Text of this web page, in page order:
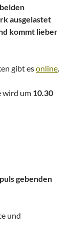
beiden
ausgelastet
kommt lieber
gibt esonline.
wird um 10.30
gebenden
und